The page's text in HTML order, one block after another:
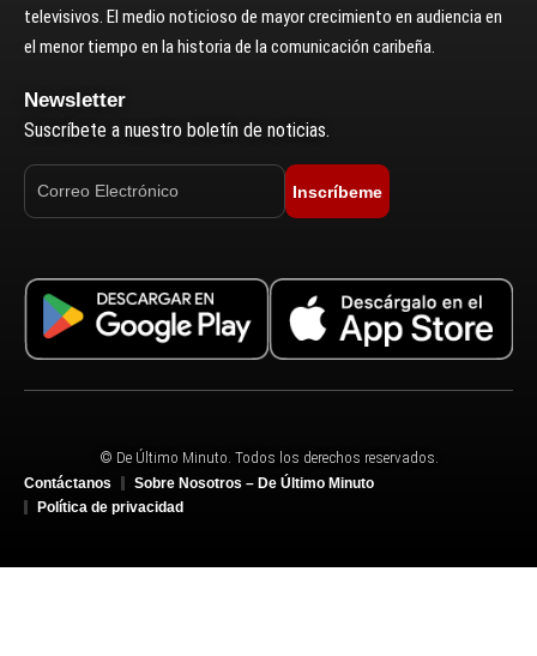
televisivos. El medio noticioso de mayor crecimiento en audiencia en
el menor tiempo en la historia de la comunicación caribeña.
Newsletter
Suscríbete a nuestro boletín de noticias.
Inscríbeme
© De Último Minuto. Todos los derechos reservados.
Contáctanos
Sobre Nosotros – De Último Minuto
Política de privacidad